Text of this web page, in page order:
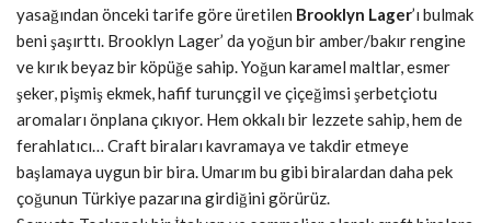
yasağından önceki tarife göre üretilen Brooklyn Lager’ı bulmak
beni şaşırttı. Brooklyn Lager’ da yoğun bir amber/bakır rengine
ve kırık beyaz bir köpüğe sahip. Yoğun karamel maltlar, esmer
şeker, pişmiş ekmek, hafif turunçgil ve çiçeğimsi şerbetçiotu
aromaları önplana çıkıyor. Hem okkalı bir lezzete sahip, hem de
ferahlatıcı… Craft biraları kavramaya ve takdir etmeye
başlamaya uygun bir bira. Umarım bu gibi biralardan daha pek
çoğunun Türkiye pazarına girdiğini görürüz.